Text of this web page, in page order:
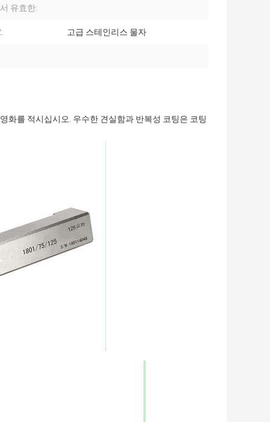
유효한:
고급 스테인리스 물자
화를 적시십시오. 우수한 견실함과 반복성 코팅은 코팅